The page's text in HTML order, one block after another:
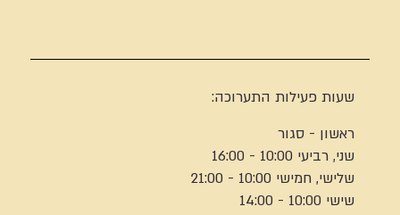
שעות פעילות התערוכה:
ראשון - סגור
שני, רביעי 10:00 - 16:00
שלישי, חמישי 10:00 - 21:00
שישי 10:00 - 14:00